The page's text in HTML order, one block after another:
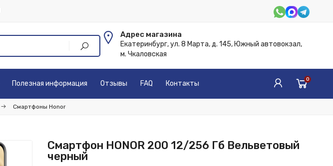
Адрес магазина
Екатеринбург, ул. 8 Марта, д. 145, Южный автовокзал,
м. Чкаловская
Полезная информация Отзывы FAQ Контакты 0
Смартфоны Honor
Смартфон HONOR 200 12/256 Гб Вельветовый
черный